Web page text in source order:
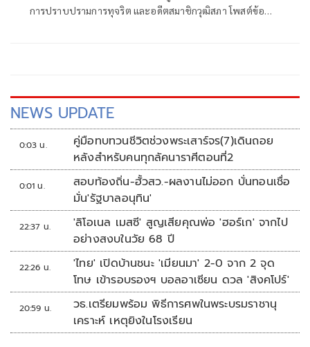
การปราบปรามการทุจริต และอดีตสมาชิกวุฒิสภา โพสต์ข้อ
NEWS UPDATE
0:03 น.
คู่มือทบทวนชีวิตช่วงพระเสาร์จร(7)เดินถอย
หลังสำหรับคนทุกลัคนาราศีตอนที่2
0:01 น.
สอบท้องถิ่น-ฮั้วสว.-ผลงานไม่ออก บั่นทอนเชื่อ
มั่น'รัฐบาลอนุทิน'
22:37 น.
'ลิโอเนล เมสซี' สูญเสียคุณพ่อ 'ฮอร์เก' จากไป
อย่างสงบในวัย 68 ปี
22:26 น.
'ไทย' เปิดบ้านชนะ 'เมียนมา' 2-0 จาก 2 จุด
โทษ เข้ารอบรองฯ บอลอาเซียน ดวล 'สิงคโปร์'
20:59 น.
วธ.เตรียมพร้อม พิธีการศพในพระบรมราชานุ
เคราะห์ เหตุยิงในโรงเรียน